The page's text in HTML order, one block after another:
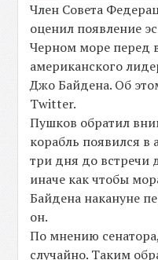
Член Совета
оценил появление
Черном море перед
американского
Джо Байдена. Об
Twitter.
Пушков обратил
корабль появился в
три дня до встречи
иначе как чтобы
Байдена накануне
он.
По мнению
случайно. Таким